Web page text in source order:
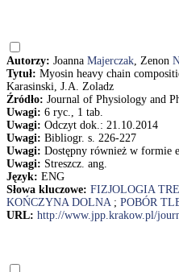
Autorzy: Joanna Majerczak, Zenon
Tytuł: Myosin heavy chain
Karasinski, J.A. Zoladz
Źródło: Journal of Physiology and
Uwagi: 6 ryc., 1 tab.
Uwagi: Odczyt dok.: 21.10.2014
Uwagi: Bibliogr. s. 226-227
Uwagi: Dostępny również w formie
Uwagi: Streszcz. ang.
Język: ENG
Słowa kluczowe: FIZJOLOGIA
KOŃCZYNA DOLNA; POBÓR
URL: http://www.jpp.krakow.pl/